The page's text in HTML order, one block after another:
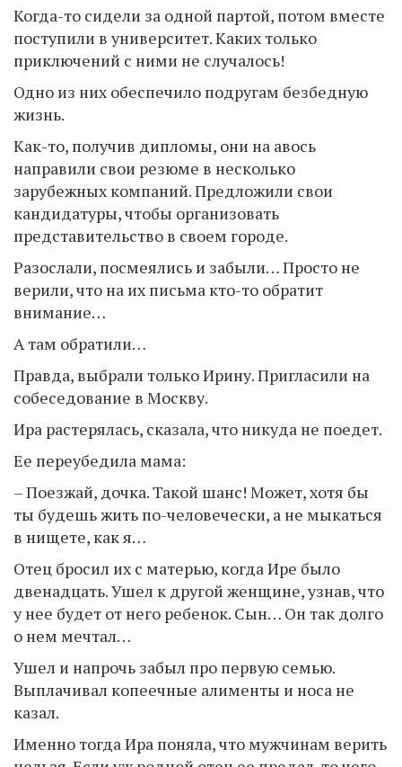
Когда-то сидели за одной партой, потом вместе
поступили в университет. Каких только
приключений с ними не случалось!
Одно из них обеспечило подругам безбедную
жизнь.
Как-то, получив дипломы, они на авось
направили свои резюме в несколько
зарубежных компаний. Предложили свои
кандидатуры, чтобы организовать
представительство в своем городе.
Разослали, посмеялись и забыли… Просто не
верили, что на их письма кто-то обратит
внимание…
А там обратили…
Правда, выбрали только Ирину. Пригласили на
собеседование в Москву.
Ира растерялась, сказала, что никуда не поедет.
Ее переубедила мама:
– Поезжай, дочка. Такой шанс! Может, хотя бы
ты будешь жить по-человечески, а не мыкаться
в нищете, как я…
Отец бросил их с матерью, когда Ире было
двенадцать. Ушел к другой женщине, узнав, что
у нее будет от него ребенок. Сын… Он так долго
о нем мечтал…
Ушел и напрочь забыл про первую семью.
Выплачивал копеечные алименты и носа не
казал.
Именно тогда Ира поняла, что мужчинам верить